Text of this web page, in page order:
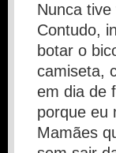
Nunca
Contudo,
botar o
camiseta,
em dia de
porque eu
Mamães